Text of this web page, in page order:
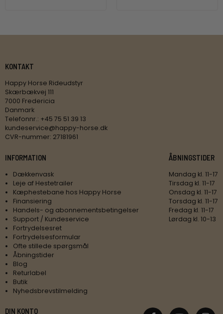
KONTAKT
Happy Horse Rideudstyr
Skærbækvej 111
7000 Fredericia
Danmark
Telefonnr.: +45 75 51 39 13
kundeservice@happy-horse.dk
CVR-nummer: 27181961
INFORMATION
Dækkenvask
Leje af Hestetrailer
Kæphestebane hos Happy Horse
Finansiering
Handels- og abonnementsbetingelser
Support / Kundeservice
Fortrydelsesret
Fortrydelsesformular
Ofte stillede spørgsmål
Åbningstider
Blog
Returlabel
Butik
Nyhedsbrevstilmelding
ÅBNINGSTIDER
Mandag kl. 11-17
Tirsdag kl. 11-17
Onsdag kl. 11-17
Torsdag kl. 11-17
Fredag kl. 11-17
Lørdag kl. 10-13
DIN KONTO